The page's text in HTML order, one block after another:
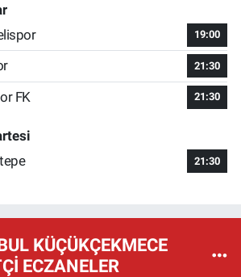
19:00
21:30
FK 21:30
21:30
KÜÇÜKÇEKMECE
ECZANELER